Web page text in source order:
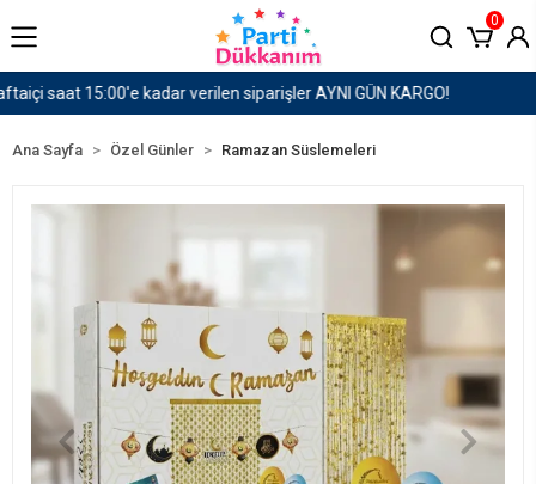
1500 TL ve Üzeri Kargo Ücretsiz!
0
Ana Sayfa Özel Günler Ramazan Süslemeleri